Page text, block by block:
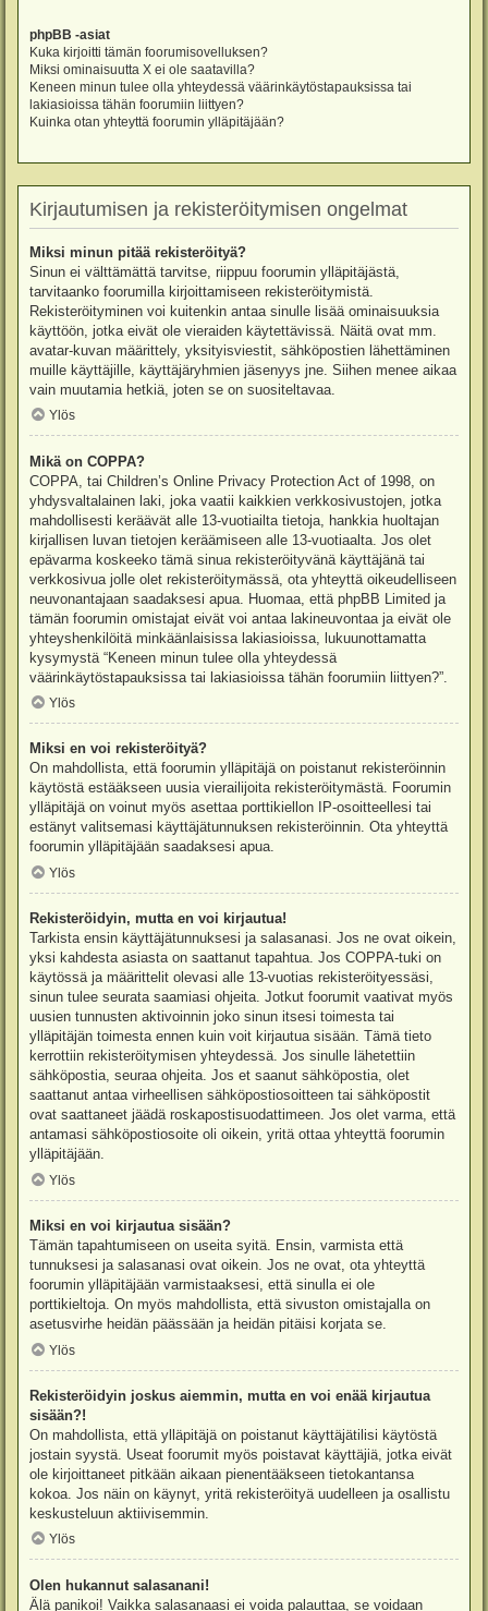
phpBB -asiat
Kuka kirjoitti tämän foorumisovelluksen?
Miksi ominaisuutta X ei ole saatavilla?
Keneen minun tulee olla yhteydessä väärinkäytöstapauksissa tai
lakiasioissa tähän foorumiin liittyen?
Kuinka otan yhteyttä foorumin ylläpitäjään?
Kirjautumisen ja rekisteröitymisen ongelmat
Miksi minun pitää rekisteröityä?
Sinun ei välttämättä tarvitse, riippuu foorumin ylläpitäjästä,
tarvitaanko foorumilla kirjoittamiseen rekisteröitymistä.
Rekisteröityminen voi kuitenkin antaa sinulle lisää ominaisuuksia
käyttöön, jotka eivät ole vieraiden käytettävissä. Näitä ovat mm.
avatar-kuvan määrittely, yksityisviestit, sähköpostien lähettäminen
muille käyttäjille, käyttäjäryhmien jäsenyys jne. Siihen menee aikaa
vain muutamia hetkiä, joten se on suositeltavaa.
Ylös
Mikä on COPPA?
COPPA, tai Children’s Online Privacy Protection Act of 1998, on
yhdysvaltalainen laki, joka vaatii kaikkien verkkosivustojen, jotka
mahdollisesti keräävät alle 13-vuotiailta tietoja, hankkia huoltajan
kirjallisen luvan tietojen keräämiseen alle 13-vuotiaalta. Jos olet
epävarma koskeeko tämä sinua rekisteröityvänä käyttäjänä tai
verkkosivua jolle olet rekisteröitymässä, ota yhteyttä oikeudelliseen
neuvonantajaan saadaksesi apua. Huomaa, että phpBB Limited ja
tämän foorumin omistajat eivät voi antaa lakineuvontaa ja eivät ole
yhteyshenkilöitä minkäänlaisissa lakiasioissa, lukuunottamatta
kysymystä “Keneen minun tulee olla yhteydessä
väärinkäytöstapauksissa tai lakiasioissa tähän foorumiin liittyen?”.
Ylös
Miksi en voi rekisteröityä?
On mahdollista, että foorumin ylläpitäjä on poistanut rekisteröinnin
käytöstä estääkseen uusia vierailijoita rekisteröitymästä. Foorumin
ylläpitäjä on voinut myös asettaa porttikiellon IP-osoitteellesi tai
estänyt valitsemasi käyttäjätunnuksen rekisteröinnin. Ota yhteyttä
foorumin ylläpitäjään saadaksesi apua.
Ylös
Rekisteröidyin, mutta en voi kirjautua!
Tarkista ensin käyttäjätunnuksesi ja salasanasi. Jos ne ovat oikein,
yksi kahdesta asiasta on saattanut tapahtua. Jos COPPA-tuki on
käytössä ja määrittelit olevasi alle 13-vuotias rekisteröityessäsi,
sinun tulee seurata saamiasi ohjeita. Jotkut foorumit vaativat myös
uusien tunnusten aktivoinnin joko sinun itsesi toimesta tai
ylläpitäjän toimesta ennen kuin voit kirjautua sisään. Tämä tieto
kerrottiin rekisteröitymisen yhteydessä. Jos sinulle lähetettiin
sähköpostia, seuraa ohjeita. Jos et saanut sähköpostia, olet
saattanut antaa virheellisen sähköpostiosoitteen tai sähköpostit
ovat saattaneet jäädä roskapostisuodattimeen. Jos olet varma, että
antamasi sähköpostiosoite oli oikein, yritä ottaa yhteyttä foorumin
ylläpitäjään.
Ylös
Miksi en voi kirjautua sisään?
Tämän tapahtumiseen on useita syitä. Ensin, varmista että
tunnuksesi ja salasanasi ovat oikein. Jos ne ovat, ota yhteyttä
foorumin ylläpitäjään varmistaaksesi, että sinulla ei ole
porttikieltoja. On myös mahdollista, että sivuston omistajalla on
asetusvirhe heidän päässään ja heidän pitäisi korjata se.
Ylös
Rekisteröidyin joskus aiemmin, mutta en voi enää kirjautua
sisään?!
On mahdollista, että ylläpitäjä on poistanut käyttäjätilisi käytöstä
jostain syystä. Useat foorumit myös poistavat käyttäjiä, jotka eivät
ole kirjoittaneet pitkään aikaan pienentääkseen tietokantansa
kokoa. Jos näin on käynyt, yritä rekisteröityä uudelleen ja osallistu
keskusteluun aktiivisemmin.
Ylös
Olen hukannut salasanani!
Älä panikoi! Vaikka salasanaasi ei voida palauttaa, se voidaan